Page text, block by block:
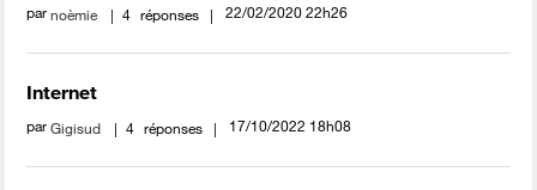
parnoèmie 4 réponses ‎22/02/2020 22h26
Internet
parGigisud 4 réponses ‎17/10/2022 18h08